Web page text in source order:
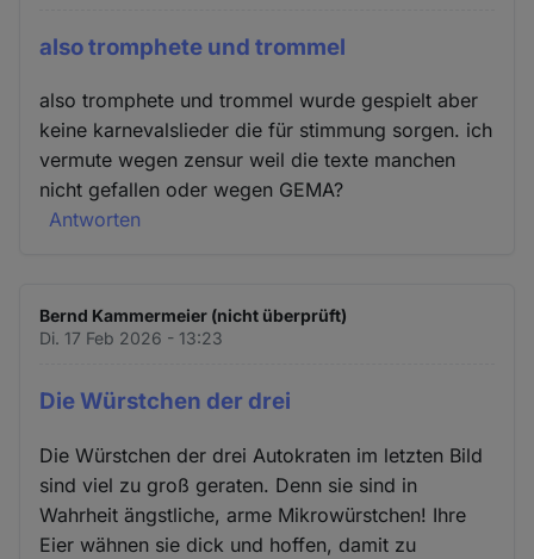
also tromphete und trommel
also tromphete und trommel wurde gespielt aber
keine karnevalslieder die für stimmung sorgen. ich
vermute wegen zensur weil die texte manchen
nicht gefallen oder wegen GEMA?
Antworten
Bernd Kammermeier (nicht überprüft)
Di. 17 Feb 2026 - 13:23
Die Würstchen der drei
Die Würstchen der drei Autokraten im letzten Bild
sind viel zu groß geraten. Denn sie sind in
Wahrheit ängstliche, arme Mikrowürstchen! Ihre
Eier wähnen sie dick und hoffen, damit zu